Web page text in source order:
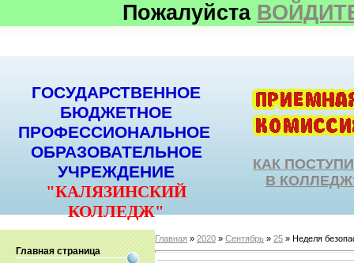
Пожалуйста
ГОСУДАРСТВЕННОЕ
БЮДЖЕТНОЕ
ПРОФЕССИОНАЛЬНОЕ
ОБРАЗОВАТЕЛЬНОЕ
УЧРЕЖДЕНИЕ
"КАЛЯЗИНСКИЙ
КОЛЛЕДЖ"
КАК
В
Главная страница
Главная » 2020 » Сентябрь » 25 » Неделя